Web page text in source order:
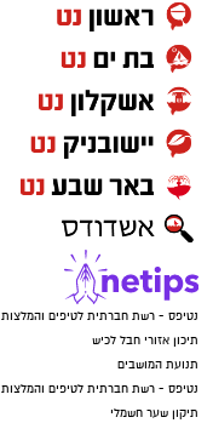
נטיפס - רשת חברתית לטיפים והמלצות
תיכון אזורי חבל לכיש
תנועת המושבים
נטיפס - רשת חברתית לטיפים והמלצות
תיקון שער חשמלי